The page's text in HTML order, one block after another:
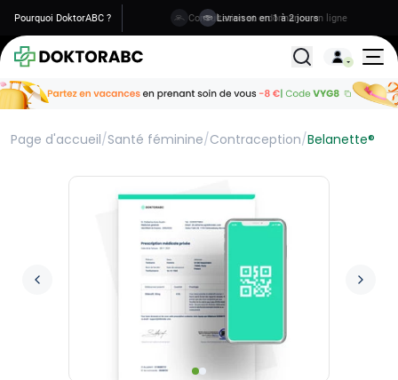
Pourquoi DoktorABC ? Livraison en 1 à 2 jours
Tous les
Page d'accueil/Santé féminine/Contraception/Belanette®